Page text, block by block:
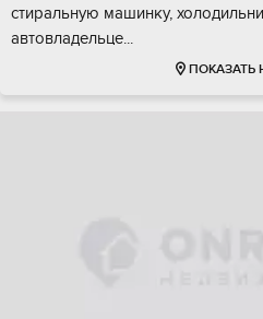
стиральную машинку,
автовладельце...
ПОКАЗАТЬ